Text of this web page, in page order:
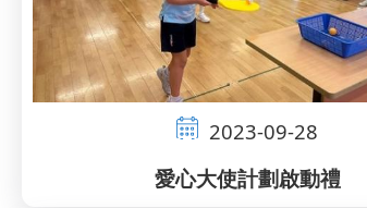
2023-09-28
愛心大使計劃啟動禮